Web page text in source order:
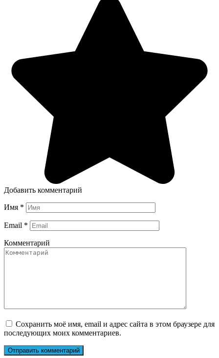
Добавить комментарий
Имя *
Email *
Комментарий
Сохранить моё имя, email и адрес сайта в этом браузере для
последующих моих комментариев.